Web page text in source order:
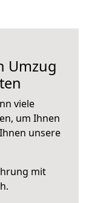
Umzug
viele
um Ihnen
unsere
mit
.